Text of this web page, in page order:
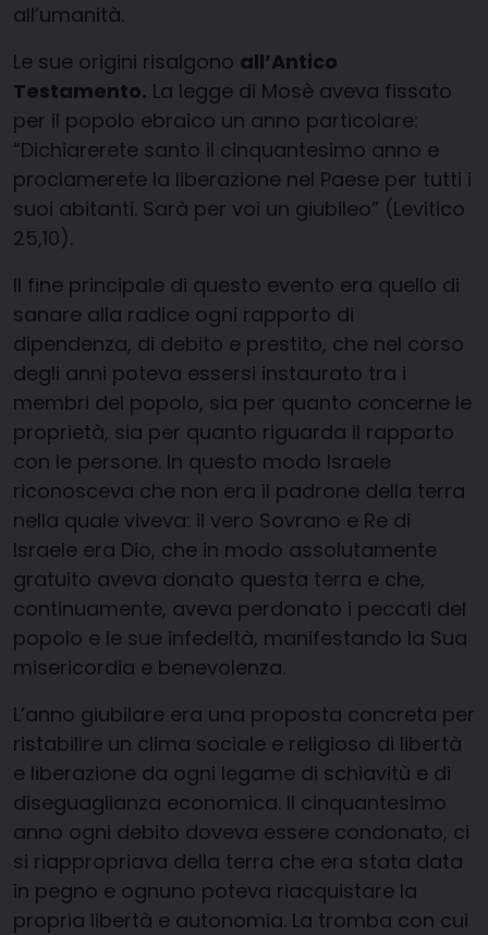
all’umanità.
Le sue origini risalgono all’Antico
Testamento. La legge di Mosè aveva fissato
per il popolo ebraico un anno particolare:
“Dichiarerete santo il cinquantesimo anno e
proclamerete la liberazione nel Paese per tutti i
suoi abitanti. Sarà per voi un giubileo” (Levitico
25,10).
Il fine principale di questo evento era quello di
sanare alla radice ogni rapporto di
dipendenza, di debito e prestito, che nel corso
degli anni poteva essersi instaurato tra i
membri del popolo, sia per quanto concerne le
proprietà, sia per quanto riguarda il rapporto
con le persone. In questo modo Israele
riconosceva che non era il padrone della terra
nella quale viveva: il vero Sovrano e Re di
Israele era Dio, che in modo assolutamente
gratuito aveva donato questa terra e che,
continuamente, aveva perdonato i peccati del
popolo e le sue infedeltà, manifestando la Sua
misericordia e benevolenza.
L’anno giubilare era una proposta concreta per
ristabilire un clima sociale e religioso di libertà
e liberazione da ogni legame di schiavitù e di
diseguaglianza economica. Il cinquantesimo
anno ogni debito doveva essere condonato, ci
si riappropriava della terra che era stata data
in pegno e ognuno poteva riacquistare la
propria libertà e autonomia. La tromba con cui